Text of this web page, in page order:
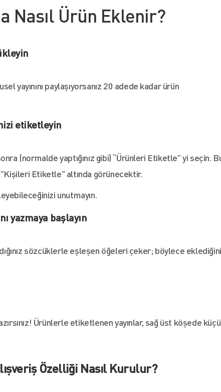
Nasıl Ürün Eklenir?
yayınını paylaşıyorsanız 20 adede kadar ürün
etiketleyin
(normalde yaptığınız gibi) “Ürünleri Etiketle” yi seçin.
"Kişileri Etiketle" altında görünecektir.
unutmayın.
yazmaya başlayın
sözcüklerle eşleşen öğeleri çeker; böylece
Ürünlerle etiketlenen yayınlar, sağ üst köşede
Özelliği Nasıl Kurulur?